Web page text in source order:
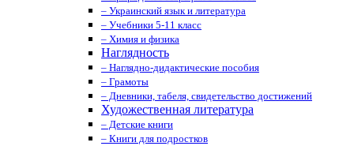
– Украинский язык и литература
– Учебники 5-11 класс
– Химия и физика
Наглядность
– Наглядно-дидактические пособия
– Грамоты
– Дневники, табеля, свидетельство достижений
Художественная литература
– Детские книги
– Книги для подростков